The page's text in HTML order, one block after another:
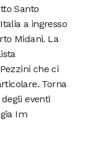
Santo
a ingresso
Midani. La
che ci
Torna
eventi
Im